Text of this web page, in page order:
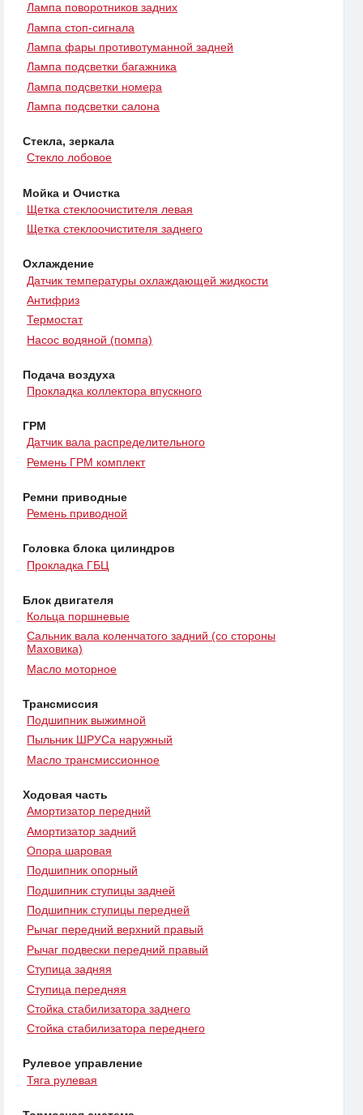
Лампа поворотников задних
Лампа стоп-сигнала
Лампа фары противотуманной задней
Лампа подсветки багажника
Лампа подсветки номера
Лампа подсветки салона
Стекла, зеркала
Стекло лобовое
Мойка и Очистка
Щетка стеклоочистителя левая
Щетка стеклоочистителя заднего
Охлаждение
Датчик температуры охлаждающей жидкости
Антифриз
Термостат
Насос водяной (помпа)
Подача воздуха
Прокладка коллектора впускного
ГРМ
Датчик вала распределительного
Ремень ГРМ комплект
Ремни приводные
Ремень приводной
Головка блока цилиндров
Прокладка ГБЦ
Блок двигателя
Кольца поршневые
Сальник вала коленчатого задний (со стороны
Маховика)
Масло моторное
Трансмиссия
Подшипник выжимной
Пыльник ШРУСа наружный
Масло трансмиссионное
Ходовая часть
Амортизатор передний
Амортизатор задний
Опора шаровая
Подшипник опорный
Подшипник ступицы задней
Подшипник ступицы передней
Рычаг передний верхний правый
Рычаг подвески передний правый
Ступица задняя
Ступица передняя
Стойка стабилизатора заднего
Стойка стабилизатора переднего
Рулевое управление
Тяга рулевая